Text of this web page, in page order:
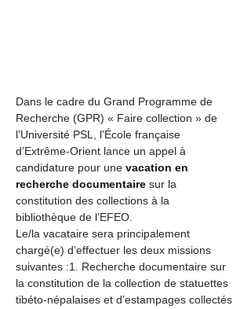
Dans le cadre du Grand Programme de
Recherche (GPR) « Faire collection » de
l’Université PSL, l’École française
d’Extrême-Orient lance un appel à
candidature pour une vacation en
recherche documentaire sur la
constitution des collections à la
bibliothèque de l’EFEO.
Le/la vacataire sera principalement
chargé(e) d’effectuer les deux missions
suivantes :1. Recherche documentaire sur
la constitution de la collection de statuettes
tibéto-népalaises et d’estampages collectés